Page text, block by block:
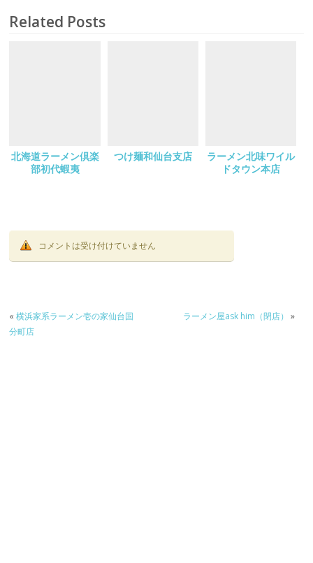
Related Posts
北海道ラーメン倶楽
部初代蝦夷
つけ麺和仙台支店
ラーメン北味ワイル
ドタウン本店
コメントは受け付けていません
«横浜家系ラーメン壱の家仙台国
分町店
ラーメン屋ask him（閉店） »